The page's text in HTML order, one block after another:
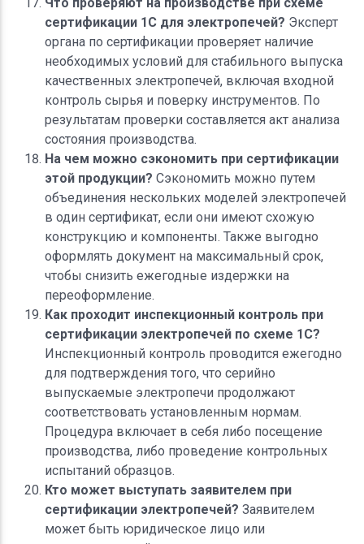
сертификации 1С для электропечей? Эксперт
органа по сертификации проверяет наличие
необходимых условий для стабильного выпуска
качественных электропечей, включая входной
контроль сырья и поверку инструментов. По
результатам проверки составляется акт анализа
состояния производства.
На чем можно сэкономить при сертификации
этой продукции? Сэкономить можно путем
объединения нескольких моделей электропечей
в один сертификат, если они имеют схожую
конструкцию и компоненты. Также выгодно
оформлять документ на максимальный срок,
чтобы снизить ежегодные издержки на
переоформление.
Как проходит инспекционный контроль при
сертификации электропечей по схеме 1С?
Инспекционный контроль проводится ежегодно
для подтверждения того, что серийно
выпускаемые электропечи продолжают
соответствовать установленным нормам.
Процедура включает в себя либо посещение
производства, либо проведение контрольных
испытаний образцов.
Кто может выступать заявителем при
сертификации электропечей? Заявителем
может быть юридическое лицо или